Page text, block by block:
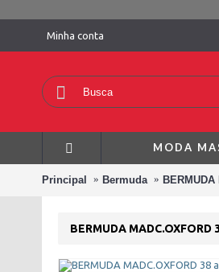
Minha conta
MODA
Principal Bermuda BERMUDA
BERMUDA MADC.OXFORD